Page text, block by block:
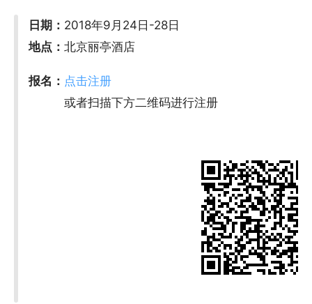
日期： 2018年9月24日-28日
地点：北京丽亭酒店
报名： 点击注册
或者扫描下方二维码进行注册